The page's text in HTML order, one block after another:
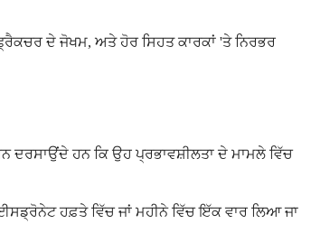
ਦੇ ਜੋਖਮ, ਅਤੇ ਹੋਰ ਸਿਹਤ ਕਾਰਕਾਂ 'ਤੇ ਨਿਰਭਰ
ਹਨ ਕਿ ਉਹ ਪ੍ਰਭਾਵਸ਼ੀਲਤਾ ਦੇ ਮਾਮਲੇ ਵਿੱਚ
ਹਫ਼ਤੇ ਵਿੱਚ ਜਾਂ ਮਹੀਨੇ ਵਿੱਚ ਇੱਕ ਵਾਰ ਲਿਆ ਜਾ